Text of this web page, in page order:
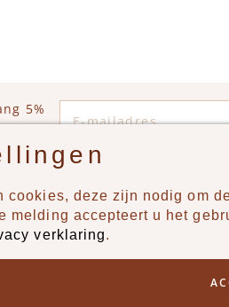
5%
Producten
cookies, deze zijn nodig om
melding accepteert u het
verklaring.